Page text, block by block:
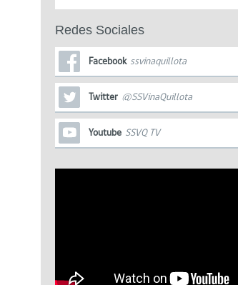
Redes Sociales
Facebook ssvinaquillota
Twitter @SSVinaQuillota
Youtube SSVQ TV